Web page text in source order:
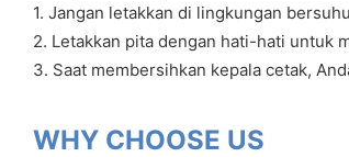
1. Jangan letakkan di lingkungan
2. Letakkan pita dengan hati-hati untuk
3. Saat membersihkan kepala cetak,
WHY CHOOSE US